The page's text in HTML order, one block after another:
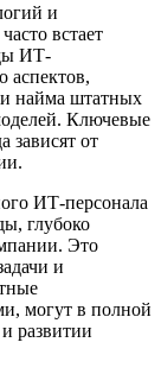
и
встает
ИТ-
аспектов,
найма штатных
Ключевые
зависят от
ИТ-персонала
глубоко
Это
и
могут в полной
развитии